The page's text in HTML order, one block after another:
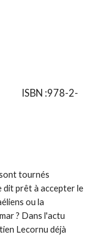
ISBN :978-2-
tournés
dit prêt à accepter le
ou la
? Dans l'actu
Lecornu déjà